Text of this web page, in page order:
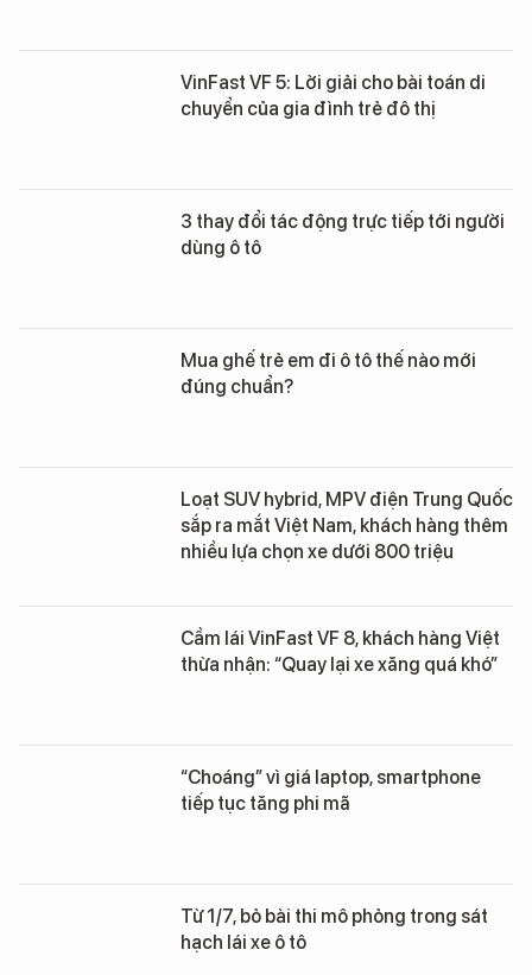
VinFast VF 5: Lời giải cho bài toán di
chuyển của gia đình trẻ đô thị
3 thay đổi tác động trực tiếp tới người
dùng ô tô
Mua ghế trẻ em đi ô tô thế nào mới
đúng chuẩn?
Loạt SUV hybrid, MPV điện Trung Quốc
sắp ra mắt Việt Nam, khách hàng thêm
nhiều lựa chọn xe dưới 800 triệu
Cầm lái VinFast VF 8, khách hàng Việt
thừa nhận: “Quay lại xe xăng quá khó”
“Choáng” vì giá laptop, smartphone
tiếp tục tăng phi mã
Từ 1/7, bỏ bài thi mô phỏng trong sát
hạch lái xe ô tô